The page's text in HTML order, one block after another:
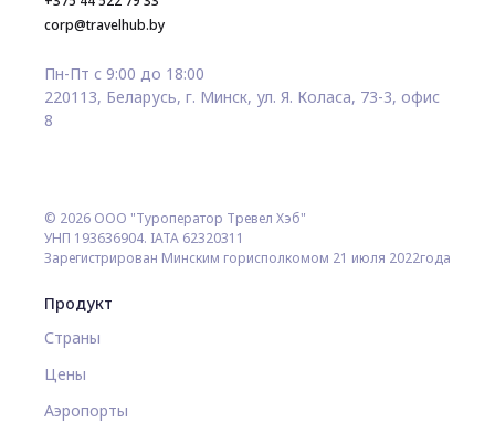
corp@travelhub.by
Пн-Пт с 9:00 до 18:00
220113, Беларусь, г. Минск, ул. Я. Коласа, 73-3, офис
8
© 2026 ООО "Туроператор Тревел Хэб"
УНП 193636904. IATA 62320311
Зарегистрирован Минским горисполкомом 21 июля 2022года
Продукт
Страны
Цены
Аэропорты